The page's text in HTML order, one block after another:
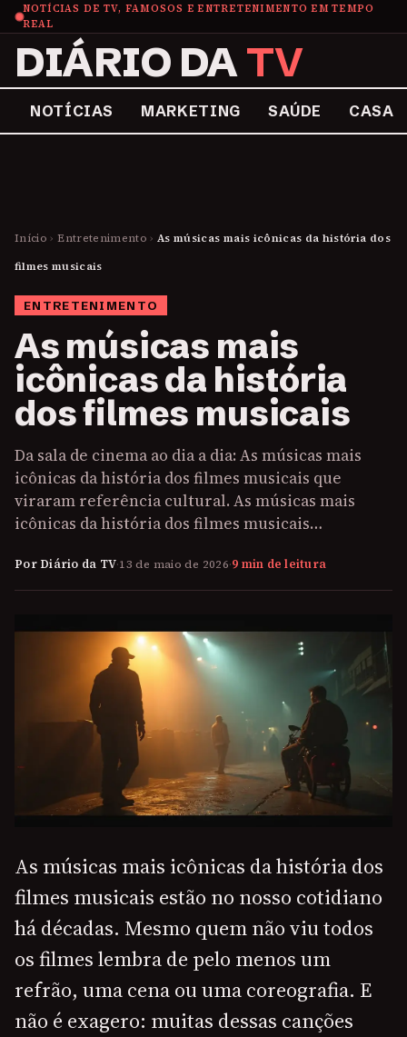
NOTÍCIAS DE TV, FAMOSOS E ENTRETENIMENTO EM TEMPO
REAL
DIÁRIO DATV
NOTÍCIAS MARKETING SAÚDE CASA
Início › Entretenimento › As músicas mais icônicas da história dos
filmes musicais
ENTRETENIMENTO
As músicas mais
icônicas da história
dos filmes musicais
Da sala de cinema ao dia a dia: As músicas mais
icônicas da história dos filmes musicais que
viraram referência cultural. As músicas mais
icônicas da história dos filmes musicais…
Por Diário da TV·13 de maio de 2026·9 min de leitura
As músicas mais icônicas da história dos
filmes musicais estão no nosso cotidiano
há décadas. Mesmo quem não viu todos
os filmes lembra de pelo menos um
refrão, uma cena ou uma coreografia. E
não é exagero: muitas dessas canções